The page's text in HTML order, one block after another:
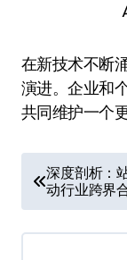
在新技术不断
演进。企业和
共同维护一个
章
导
深度剖析：
动行业跨界